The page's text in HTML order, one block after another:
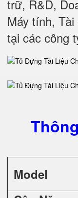
trữ, R&D,
Máy tính,
tại các công
Model